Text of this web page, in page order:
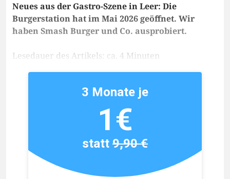
Neues aus der Gastro-Szene in Leer: Die
Burgerstation hat im Mai 2026 geöffnet. Wir
haben Smash Burger und Co. ausprobiert.
Lesedauer des Artikels: ca. 4 Minuten
3 Monate je
1€
statt9,90 €